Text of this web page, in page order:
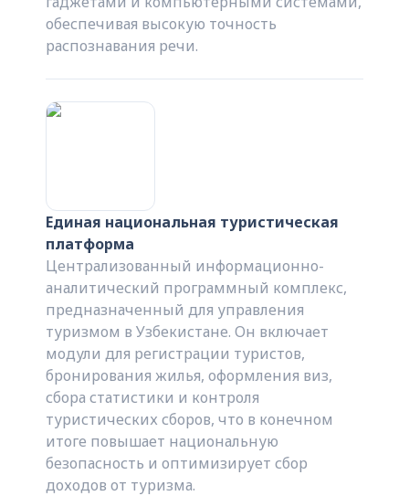
обеспечивая высокую точность
распознавания речи.
Единая национальная туристическая
платформа
Централизованный информационно-
аналитический программный комплекс,
предназначенный для управления
туризмом в Узбекистане. Он включает
модули для регистрации туристов,
бронирования жилья, оформления виз,
сбора статистики и контроля
туристических сборов, что в конечном
итоге повышает национальную
безопасность и оптимизирует сбор
доходов от туризма.